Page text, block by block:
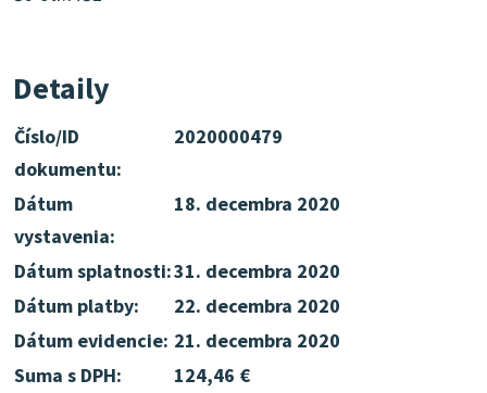
Detaily
Číslo/ID
dokumentu:
2020000479
Dátum
vystavenia:
18. decembra 2020
Dátum splatnosti:31. decembra 2020
Dátum platby:
22. decembra 2020
Dátum evidencie: 21. decembra 2020
Suma s DPH:
124,46 €